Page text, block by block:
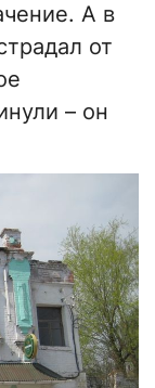
А в
от
– он